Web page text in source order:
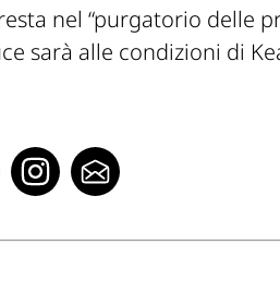
nel “purgatorio delle
sarà alle condizioni di